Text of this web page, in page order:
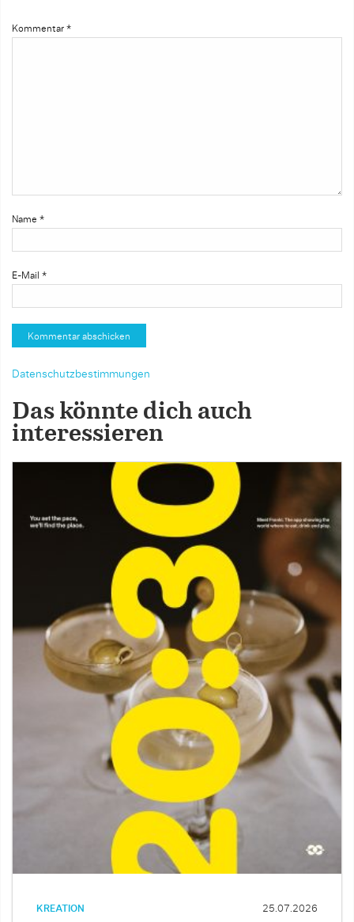
Kommentar *
Name *
E-Mail *
Datenschutzbestimmungen
Das könnte dich auch
interessieren
KREATION 25.07.2026